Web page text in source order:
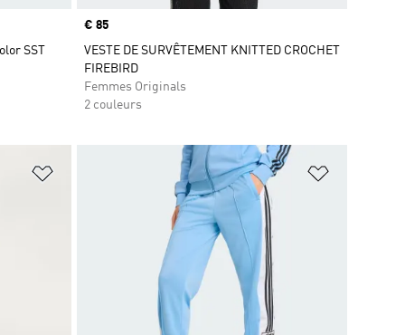
SST
Prix
€ 85
VESTE DE SURVÊTEMENT KNITTED CROCHET
FIREBIRD
Femmes Originals
2 couleurs
Ajouter à la Liste de produits favoris